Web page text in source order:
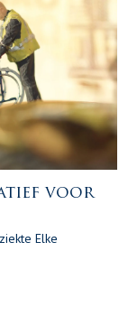
voor
Elke